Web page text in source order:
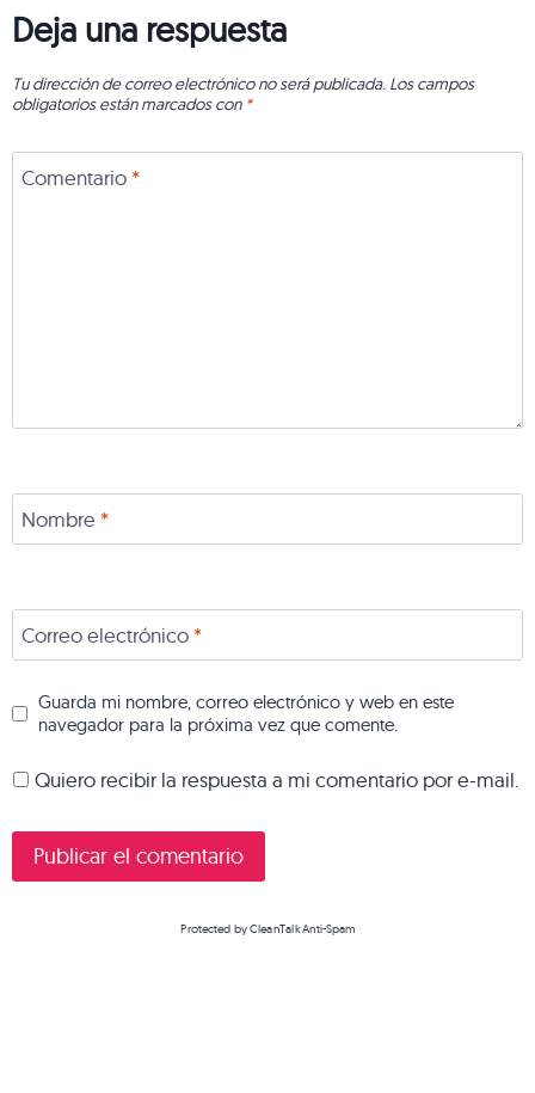
Deja una respuesta
Tu dirección de correo electrónico no será publicada. Los campos
obligatorios están marcados con *
Comentario *
Nombre *
Correo electrónico *
Guarda mi nombre, correo electrónico y web en este
navegador para la próxima vez que comente.
Quiero recibir la respuesta a mi comentario por e-mail.
Protected byCleanTalk Anti-Spam